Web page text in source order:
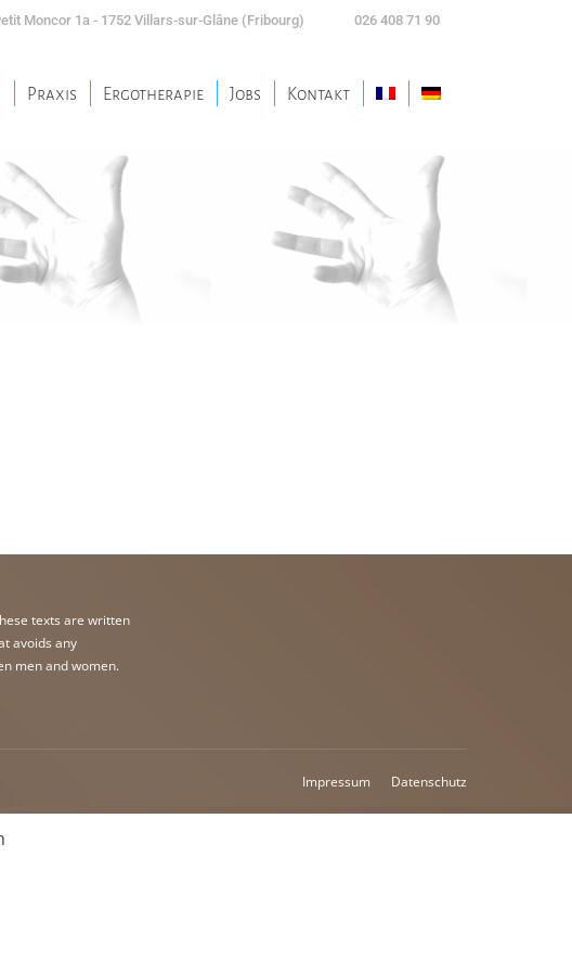
Moncor 1a - 1752 Villars-sur-Glâne (Fribourg) 026 408 71 90
Praxis Ergotherapie Jobs Kontakt
texts are written
avoids any
men and women.
Impressum Datenschutz